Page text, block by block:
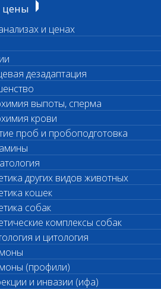
цены
и ценах
дезадаптация
выпоты, сперма
крови
проб и пробоподготовка
других видов животных
кошек
собак
комплексы собак
и цитология
(профили)
и инвазии (ифа)
для получения
введите в строке